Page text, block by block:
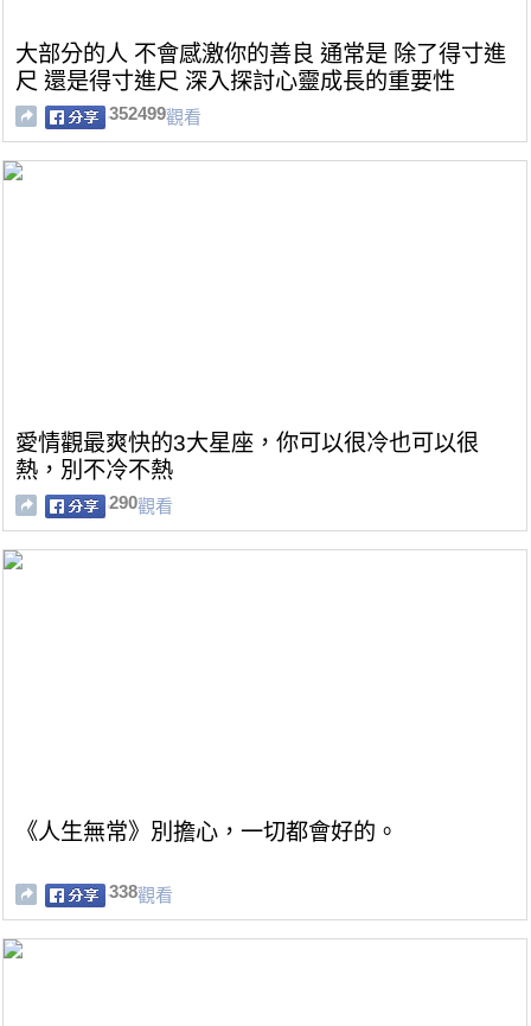
大部分的人 不會感激你的善良 通常是 除了得寸進
尺 還是得寸進尺 深入探討心靈成長的重要性
352499觀看
愛情觀最爽快的3大星座，你可以很冷也可以很
熱，別不冷不熱
290觀看
《人生無常》別擔心，一切都會好的。
338觀看